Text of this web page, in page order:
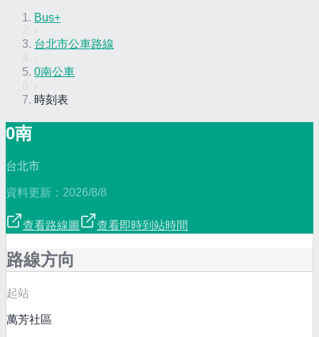
Bus+
台北市公車路線
0南公車
時刻表
0南
台北市
資料更新： 2026/8/8
查看路線圖 查看即時到站時間
路線方向
起站
萬芳社區